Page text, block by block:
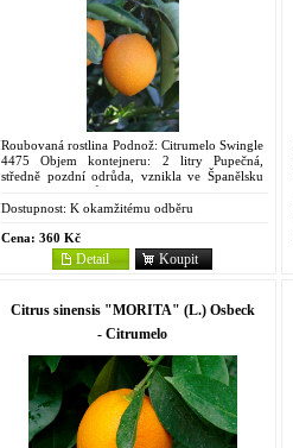
Roubovaná rostlina Podnož: Citrumelo Swingle
4475 Objem kontejneru: 2 litry Pupečná,
středně pozdní odrůda, vznikla ve Španělsku
jako mutace odrůdy 'Washington' v sadech La
Cala u Viñarozu v...
Dostupnost: K okamžitému odběru
Cena: 360 Kč
Koupit
Detail
Citrus sinensis "MORITA" (L.) Osbeck
- Citrumelo